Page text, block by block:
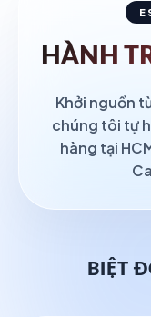
HÀNH
Khởi nguồn
chúng tôi tự
hàng tại
BIỆT